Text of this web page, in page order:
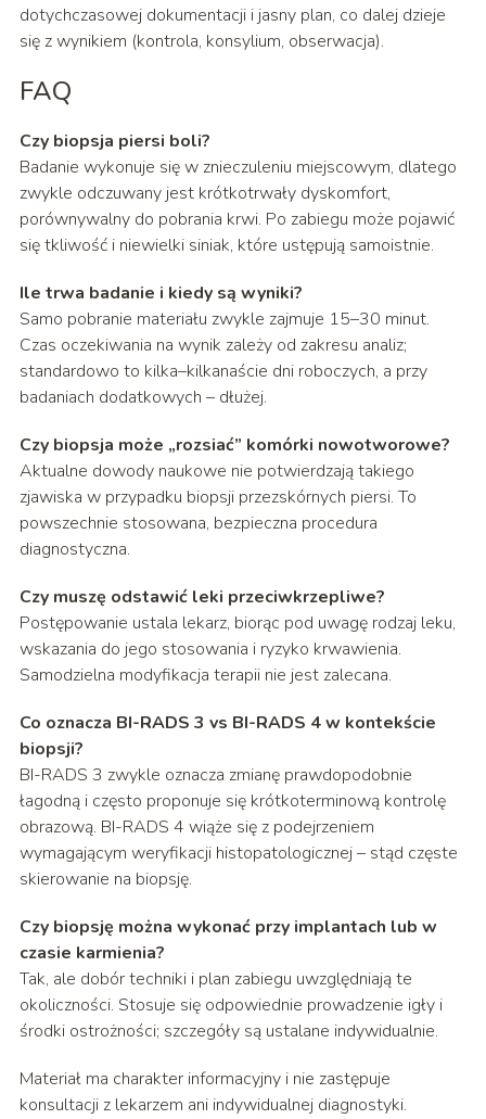
dotychczasowej dokumentacji i jasny plan, co dalej dzieje
się z wynikiem (kontrola, konsylium, obserwacja).
FAQ
Czy biopsja piersi boli?
Badanie wykonuje się w znieczuleniu miejscowym, dlatego
zwykle odczuwany jest krótkotrwały dyskomfort,
porównywalny do pobrania krwi. Po zabiegu może pojawić
się tkliwość i niewielki siniak, które ustępują samoistnie.
Ile trwa badanie i kiedy są wyniki?
Samo pobranie materiału zwykle zajmuje 15–30 minut.
Czas oczekiwania na wynik zależy od zakresu analiz;
standardowo to kilka–kilkanaście dni roboczych, a przy
badaniach dodatkowych – dłużej.
Czy biopsja może „rozsiać” komórki nowotworowe?
Aktualne dowody naukowe nie potwierdzają takiego
zjawiska w przypadku biopsji przezskórnych piersi. To
powszechnie stosowana, bezpieczna procedura
diagnostyczna.
Czy muszę odstawić leki przeciwkrzepliwe?
Postępowanie ustala lekarz, biorąc pod uwagę rodzaj leku,
wskazania do jego stosowania i ryzyko krwawienia.
Samodzielna modyfikacja terapii nie jest zalecana.
Co oznacza BI-RADS 3 vs BI-RADS 4 w kontekście
biopsji?
BI-RADS 3 zwykle oznacza zmianę prawdopodobnie
łagodną i często proponuje się krótkoterminową kontrolę
obrazową. BI-RADS 4 wiąże się z podejrzeniem
wymagającym weryfikacji histopatologicznej – stąd częste
skierowanie na biopsję.
Czy biopsję można wykonać przy implantach lub w
czasie karmienia?
Tak, ale dobór techniki i plan zabiegu uwzględniają te
okoliczności. Stosuje się odpowiednie prowadzenie igły i
środki ostrożności; szczegóły są ustalane indywidualnie.
Materiał ma charakter informacyjny i nie zastępuje
konsultacji z lekarzem ani indywidualnej diagnostyki.